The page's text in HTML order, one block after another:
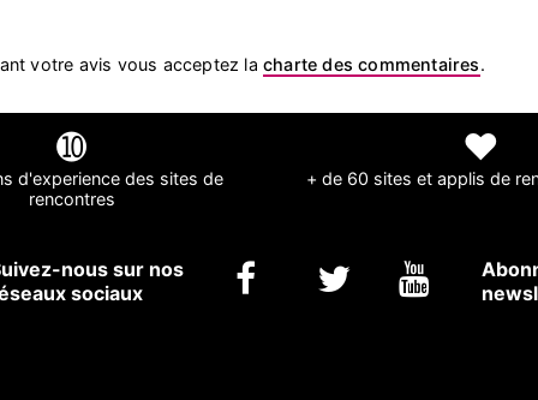
votre avis vous acceptez lacharte des commentaires.
➓
d'experience des sites de
rencontres
❤
+ de 60 sites et applis de
nous sur nos
sociaux